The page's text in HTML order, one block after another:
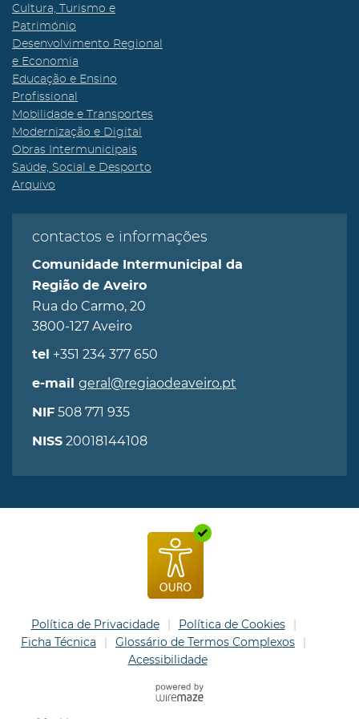
Cultura, Turismo e
Património
Desenvolvimento Regional
e Economia
Educação e Ensino
Profissional
Mobilidade e Transportes
Modernização e Digital
Obras Intermunicipais
Saúde, Social e Desporto
Arquivo
contactos e informações
Comunidade Intermunicipal da
Região de Aveiro
Rua do Carmo, 20
3800-127 Aveiro
tel +351 234 377 650
e-mail geral@regiaodeaveiro.pt
NIF 508 771 935
NISS 20018144108
Política de Privacidade
Política de Cookies
Ficha Técnica
Glossário de Termos Complexos
Acessibilidade